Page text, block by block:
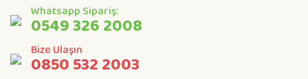
Whatsapp Sipariş:
0549 326 2008
Bize Ulaşın
0850 532 2003